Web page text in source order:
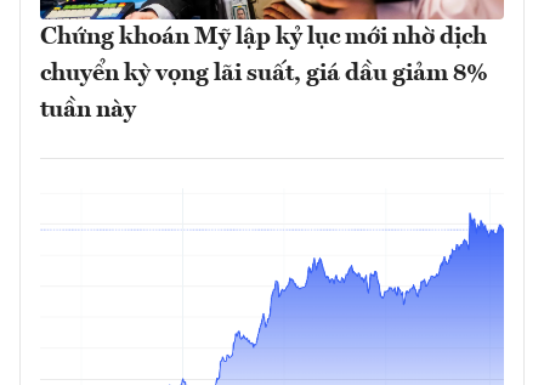
Chứng khoán Mỹ lập kỷ lục mới nhờ dịch
chuyển kỳ vọng lãi suất, giá dầu giảm 8%
tuần này